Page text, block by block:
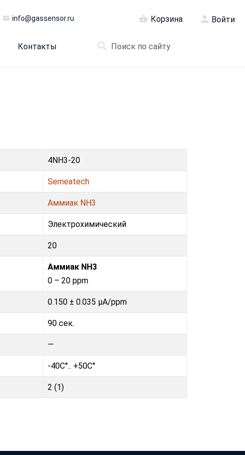
info@gassensor.ru Корзина Войти
Контакты
4NH3-20
Semeatech
Аммиак NH3
Электрохимический
20
Аммиак NH3
0 – 20 ppm
0.150 ± 0.035 μA/ppm
90 сек.
—
-40C°.. +50C°
2 (1)